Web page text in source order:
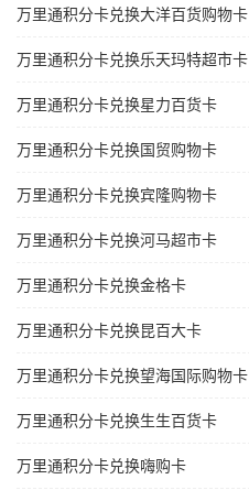
万里通积分卡兑换大洋百货购物卡
万里通积分卡兑换乐天玛特超市卡
万里通积分卡兑换星力百货卡
万里通积分卡兑换国贸购物卡
万里通积分卡兑换宾隆购物卡
万里通积分卡兑换河马超市卡
万里通积分卡兑换金格卡
万里通积分卡兑换昆百大卡
万里通积分卡兑换望海国际购物卡
万里通积分卡兑换生生百货卡
万里通积分卡兑换嗨购卡